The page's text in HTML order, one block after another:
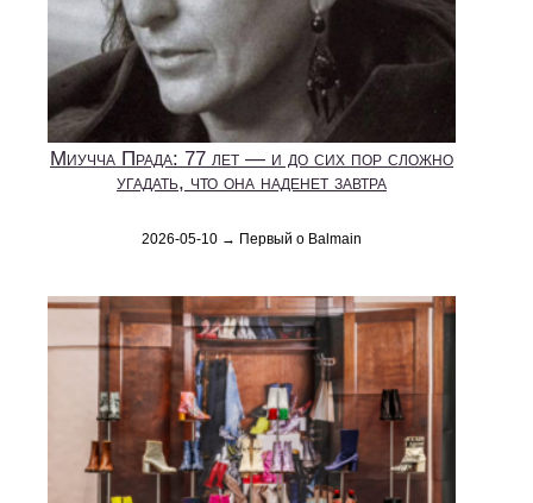
Миучча Прада: 77 лет — и до сих пор сложно
угадать, что она наденет завтра
2026-05-10 → Первый о Balmain